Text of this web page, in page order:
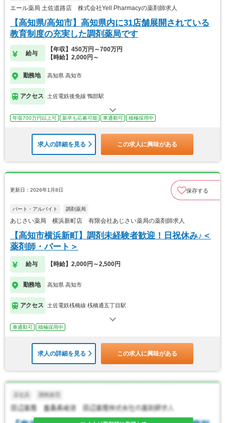
エール薬局 土佐道路店 株式会社Yell Pharmacyの薬剤師求人
【高知県/高知市】高知県内に31店舗展開されている
教育制度の充実した調剤薬局です
給与
【年収】450万円～700万円
【時給】2,000円～
勤務地 高知県 高知市
アクセス 土佐電鉄後免線 鴨部駅
年収700万円以上可 新卒も応募可能 車通勤可 積極採用中
求人の詳細を見る この求人に興味がある
更新日：2026年1月8日 保存する
パート・アルバイト 調剤薬局
あじさい薬局 横浜新町店 有限会社あじさい薬局の薬剤師求人
【高知市横浜新町】調剤未経験者歓迎！日祝休み♪＜
薬剤師・パート＞
給与 【時給】2,000円～2,500円
勤務地 高知県 高知市
アクセス 土佐電鉄桟橋線 桟橋通五丁目駅
車通勤可 積極採用中
求人の詳細を見る この求人に興味がある